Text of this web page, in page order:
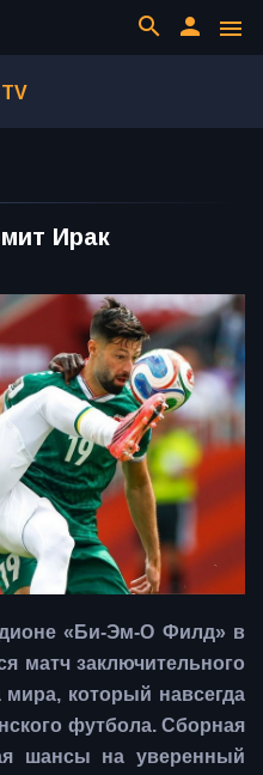
menu
person
search
Ирак
«Би-Эм-О Филд» в
матч заключительного
который навсегда
футбола. Сборная
шансы на уверенный